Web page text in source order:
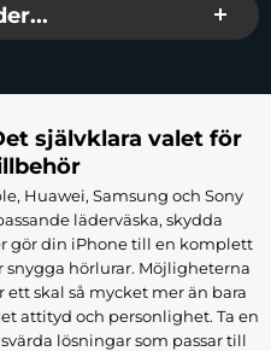
självklara valet för
Huawei, Samsung och Sony
läderväska, skydda
gör din iPhone till en komplett
hörlurar. Möjligheterna
ett skal så mycket mer än bara
attityd och personlighet. Ta en
lösningar som passar till